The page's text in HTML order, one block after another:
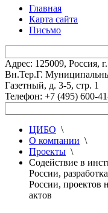
Главная
Карта сайта
Письмо
Адрес: 125009, Россия,
Вн.Тер.Г.
Газетный, д. 3-5, стр. 1
Телефон: +7 (495) 600-
ЦИБО \
О компании \
Проекты \
Содействие в
России,
России, проектов
актов